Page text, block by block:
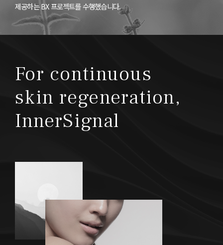
제공하는 BX 프로젝트를 수행했습니다.
For continuous
skin regeneration,
InnerSignal